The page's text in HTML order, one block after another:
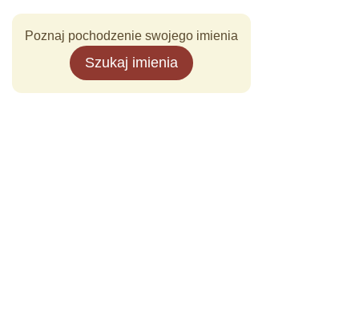
Poznaj pochodzenie swojego imienia
Szukaj imienia